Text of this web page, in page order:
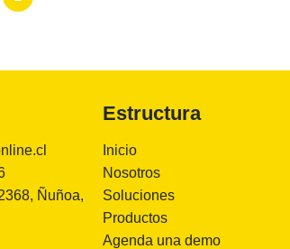
Ñuñoa,
Estructura
Inicio
Nosotros
Soluciones
Productos
Agenda una demo